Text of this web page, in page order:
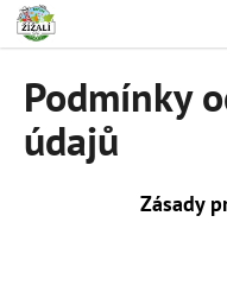
Přejít
obsah
Podmínky
údajů
Zásady
o
C
o